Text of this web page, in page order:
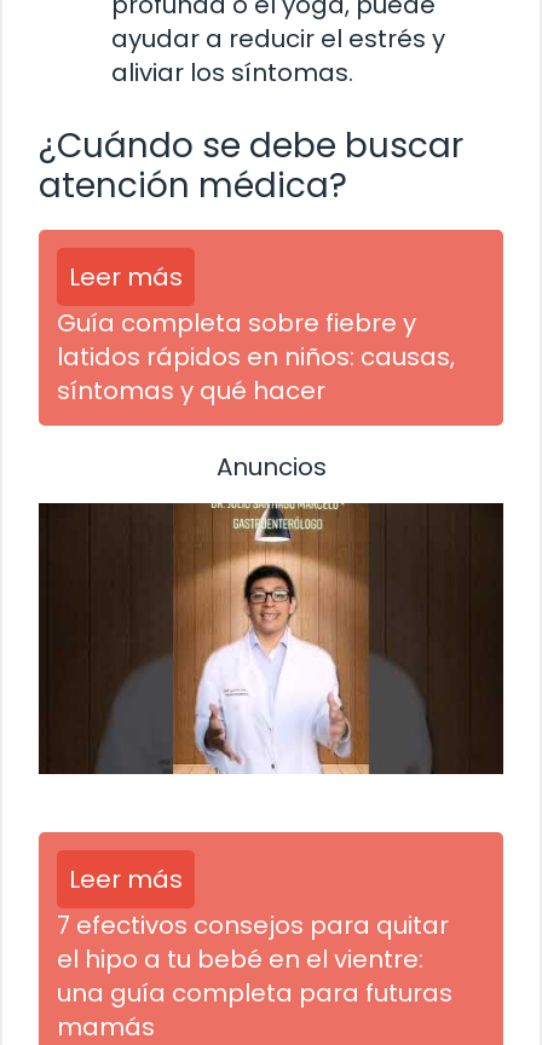
ayudar a reducir el estrés y
aliviar los síntomas.
¿Cuándo se debe buscar
atención médica?
Leer más
Guía completa sobre fiebre y
latidos rápidos en niños: causas,
síntomas y qué hacer
Anuncios
Leer más
7 efectivos consejos para quitar
el hipo a tu bebé en el vientre:
una guía completa para futuras
mamás